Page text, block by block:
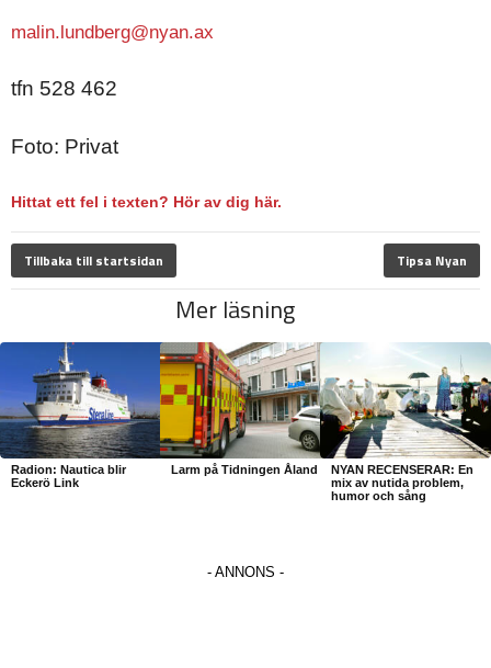
malin.lundberg@nyan.ax
tfn 528 462
Foto: Privat
Hittat ett fel i texten? Hör av dig här.
Tillbaka till startsidan Tipsa Nyan
Mer läsning
Radion: Nautica blir
Eckerö Link
Larm på Tidningen Åland
NYAN RECENSERAR: En
mix av nutida problem,
humor och sång